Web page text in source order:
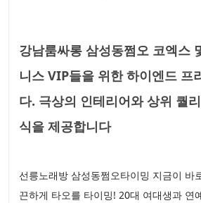
강남룸싸롱 삼성동쩜오 코엑스
니스 VIP들을 위한 하이엔드 프
다. 극상의 인테리어와 상위 퀄
식을 제공합니다
선릉노래방 삼성동쩜오타이밍 지금이 바
끈하게 타오를 타이밍! 20대 여대생과 연